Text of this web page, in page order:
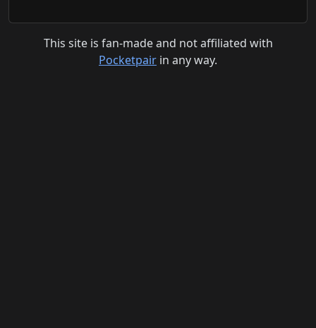
This site is fan-made and not affiliated with
Pocketpair in any way.